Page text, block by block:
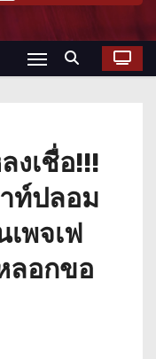
งเชื่อ!!!
ท์ปลอม
พจเฟ
ลอกขอ